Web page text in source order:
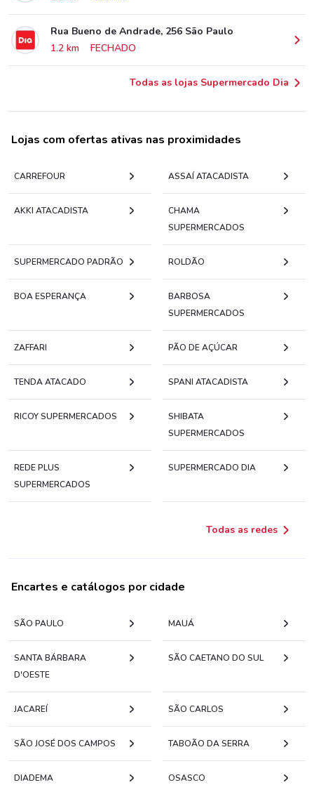
Rua Bueno de Andrade, 256 São Paulo
1.2 km
FECHADO
Todas as lojas Supermercado Dia
Lojas com ofertas ativas nas proximidades
CARREFOUR ASSAÍ ATACADISTA
AKKI ATACADISTA
CHAMA
SUPERMERCADOS
SUPERMERCADO PADRÃO ROLDÃO
BOA ESPERANÇA
BARBOSA
SUPERMERCADOS
ZAFFARI PÃO DE AÇÚCAR
TENDA ATACADO SPANI ATACADISTA
RICOY SUPERMERCADOS
SHIBATA
SUPERMERCADOS
REDE PLUS
SUPERMERCADOS
SUPERMERCADO DIA
Todas as redes
Encartes e catálogos por cidade
SÃO PAULO MAUÁ
SANTA BÁRBARA
D'OESTE
SÃO CAETANO DO SUL
JACAREÍ SÃO CARLOS
SÃO JOSÉ DOS CAMPOS TABOÃO DA SERRA
DIADEMA OSASCO